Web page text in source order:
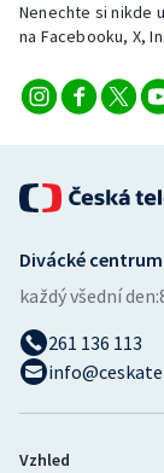
Volejbal
Nenechte si nikde
na Facebooku, X,
Divácké centrum
každý všední den:
261 136 113
Vzhled